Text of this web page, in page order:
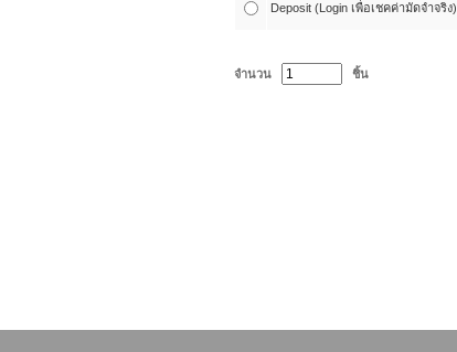
Deposit (Login เพื่อเชคค่ามัดจำจริง)
จำนวน ชิ้น